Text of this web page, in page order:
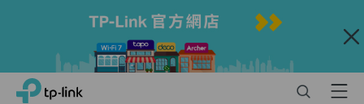
Close
ClickTP-Link, Reliably Smart SearchMenu